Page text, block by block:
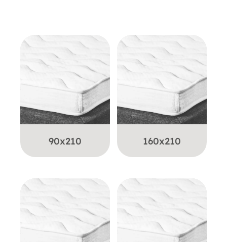
90x210 160x210